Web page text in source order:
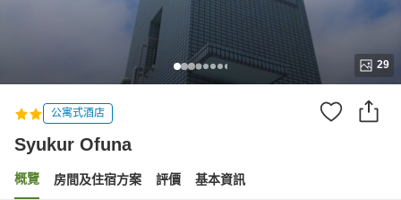
29
公寓式酒店
Syukur Ofuna
概覽 房間及住宿方案 評價 基本資訊